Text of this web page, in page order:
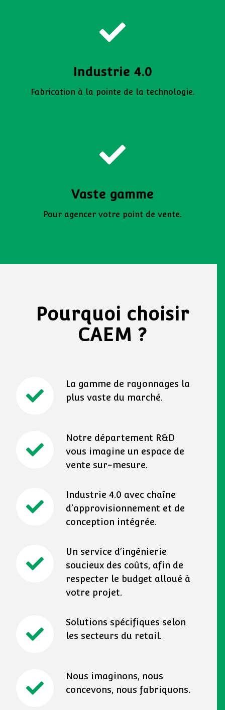
Industrie 4.0
Fabrication à la pointe de la technologie.
Vaste gamme
Pour agencer votre point de vente.
Pourquoi choisir
CAEM ?
La gamme de rayonnages la
plus vaste du marché.
Notre département R&D
vous imagine un espace de
vente sur-mesure.
Industrie 4.0 avec chaîne
d’approvisionnement et de
conception intégrée.
Un service d’ingénierie
soucieux des coûts, afin de
respecter le budget alloué à
votre projet.
Solutions spécifiques selon
les secteurs du retail.
Nous imaginons, nous
concevons, nous fabriquons.